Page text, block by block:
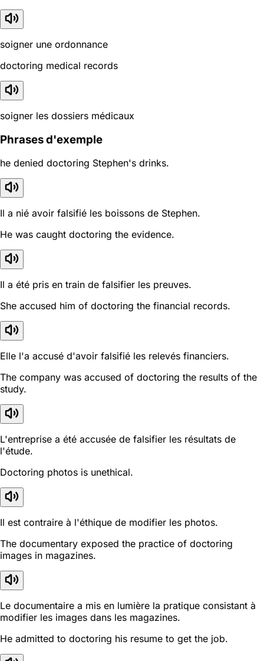
soigner une ordonnance
doctoring medical records
soigner les dossiers médicaux
Phrases d'exemple
he denied doctoring Stephen's drinks.
Il a nié avoir falsifié les boissons de Stephen.
He was caught doctoring the evidence.
Il a été pris en train de falsifier les preuves.
She accused him of doctoring the financial records.
Elle l'a accusé d'avoir falsifié les relevés financiers.
The company was accused of doctoring the results of the
study.
L'entreprise a été accusée de falsifier les résultats de
l'étude.
Doctoring photos is unethical.
Il est contraire à l'éthique de modifier les photos.
The documentary exposed the practice of doctoring
images in magazines.
Le documentaire a mis en lumière la pratique consistant à
modifier les images dans les magazines.
He admitted to doctoring his resume to get the job.